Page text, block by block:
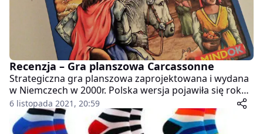
Recenzja – Gra planszowa Carcassonne
Strategiczna gra planszowa zaprojektowana i wydana
w Niemczech w 2000r. Polska wersja pojawiła się rok
później. Nazwa pochodzi od miasta leżącego we
Francji gdzie znajduje się wiele średniowiecznych
fortyfikacji.
6 listopada 2021, 20:59